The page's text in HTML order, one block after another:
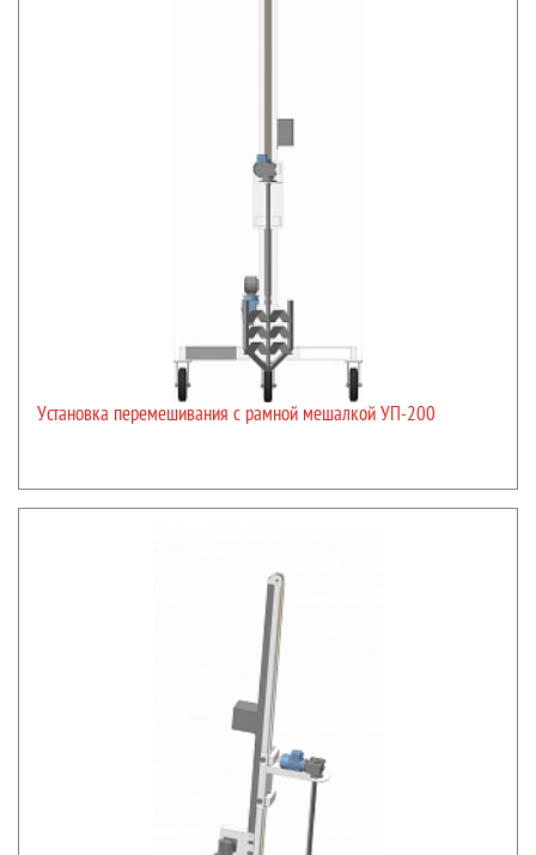
Установка перемешивания с рамной мешалкой УП-200